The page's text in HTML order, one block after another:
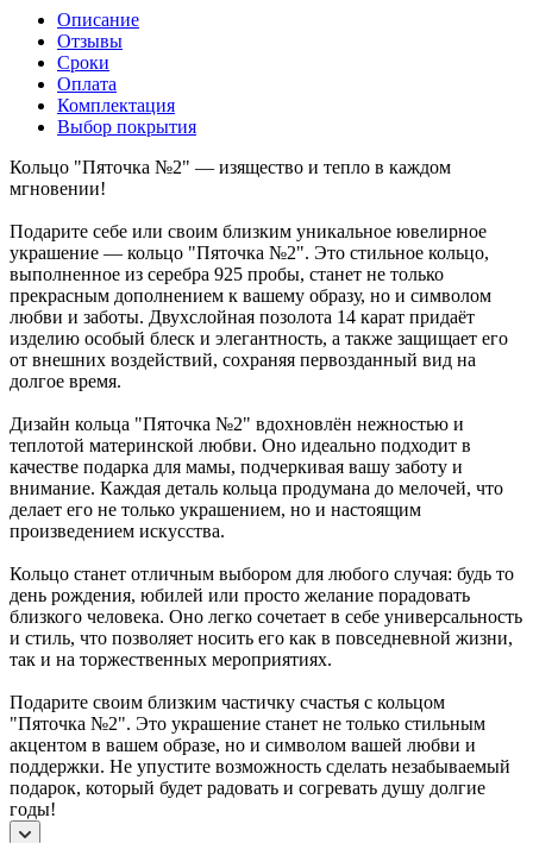
Описание
Отзывы
Сроки
Оплата
Комплектация
Выбор покрытия
Кольцо "Пяточка №2" — изящество и тепло в каждом
мгновении!
Подарите себе или своим близким уникальное ювелирное
украшение — кольцо "Пяточка №2". Это стильное кольцо,
выполненное из серебра 925 пробы, станет не только
прекрасным дополнением к вашему образу, но и символом
любви и заботы. Двухслойная позолота 14 карат придаёт
изделию особый блеск и элегантность, а также защищает его
от внешних воздействий, сохраняя первозданный вид на
долгое время.
Дизайн кольца "Пяточка №2" вдохновлён нежностью и
теплотой материнской любви. Оно идеально подходит в
качестве подарка для мамы, подчеркивая вашу заботу и
внимание. Каждая деталь кольца продумана до мелочей, что
делает его не только украшением, но и настоящим
произведением искусства.
Кольцо станет отличным выбором для любого случая: будь то
день рождения, юбилей или просто желание порадовать
близкого человека. Оно легко сочетает в себе универсальность
и стиль, что позволяет носить его как в повседневной жизни,
так и на торжественных мероприятиях.
Подарите своим близким частичку счастья с кольцом
"Пяточка №2". Это украшение станет не только стильным
акцентом в вашем образе, но и символом вашей любви и
поддержки. Не упустите возможность сделать незабываемый
подарок, который будет радовать и согревать душу долгие
годы!